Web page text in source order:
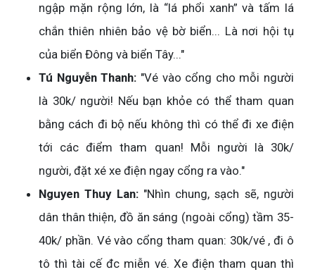
ngập mặn rộng lớn, là “lá phổi xanh” và tấm lá
chắn thiên nhiên bảo vệ bờ biển... Là nơi hội tụ
của biển Đông và biển Tây..."
Tú Nguyễn Thanh: "Vé vào cổng cho mỗi người
là 30k/ người! Nếu bạn khỏe có thể tham quan
bằng cách đi bộ nếu không thì có thể đi xe điện
tới các điểm tham quan! Mỗi người là 30k/
người, đặt xé xe điện ngay cổng ra vào."
Nguyen Thuy Lan:"Nhìn chung, sạch sẽ, người
dân thân thiện, đồ ăn sáng (ngoài cổng) tầm 35-
40k/ phần. Vé vào cổng tham quan: 30k/vé , đi ô
tô thì tài cế đc miễn vé. Xe điện tham quan thì